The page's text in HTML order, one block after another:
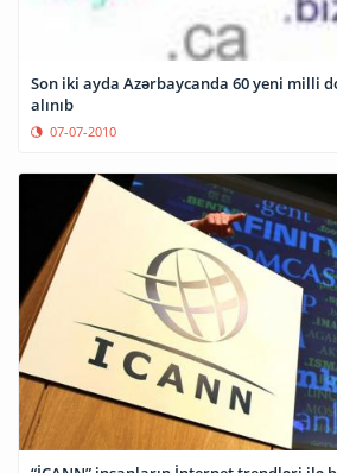
Son iki ayda Azərbaycanda 60 yeni milli
alınıb
07-07-2010